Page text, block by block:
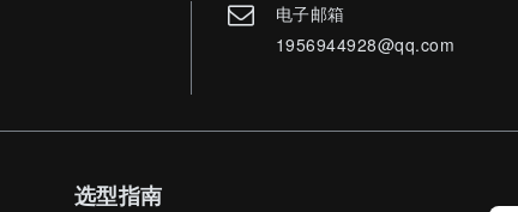
电子邮箱
1956944928@qq.com
选型指南